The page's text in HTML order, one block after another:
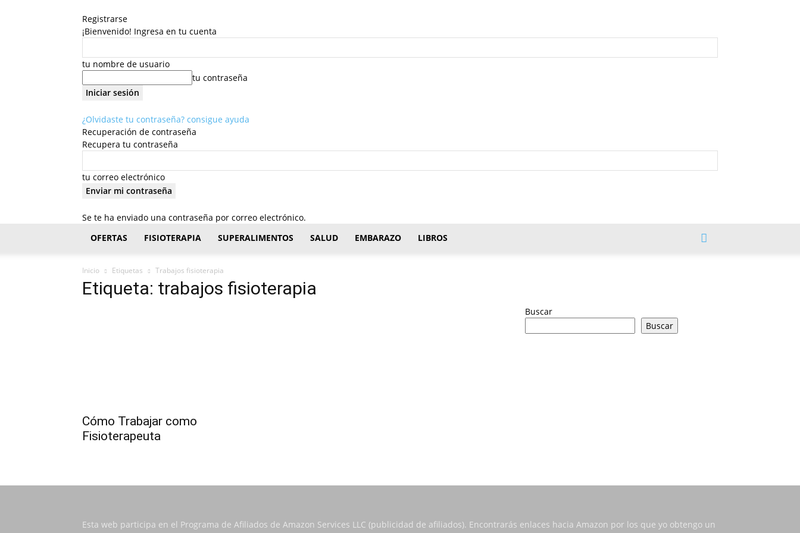
Registrarse
¡Bienvenido! Ingresa en tu cuenta
tu nombre de usuario
tu contraseña
¿Olvidaste tu contraseña? consigue ayuda
Recuperación de contraseña
Recupera tu contraseña
tu correo electrónico
Se te ha enviado una contraseña por correo electrónico.
OFERTAS FISIOTERAPIA SUPERALIMENTOS SALUD EMBARAZO LIBROS
Inicio Etiquetas Trabajos fisioterapia
Etiqueta: trabajos fisioterapia
Cómo Trabajar como
Fisioterapeuta
Buscar
Buscar
Esta web participa en el Programa de Afiliados de Amazon Services LLC (publicidad de afiliados). Encontrarás enlaces hacia Amazon por los que yo obtengo un